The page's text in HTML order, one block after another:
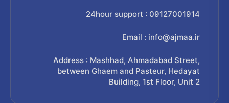
24hour support : 09127001914
Email : info@ajmaa.ir
Address : Mashhad, Ahmadabad Street,
between Ghaem and Pasteur, Hedayat
Building, 1st Floor, Unit 2